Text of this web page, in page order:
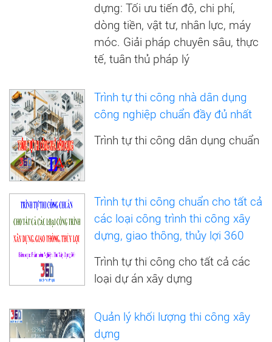
dựng: Tối ưu tiến độ, chi phí,
dòng tiền, vật tư, nhân lực, máy
móc. Giải pháp chuyên sâu, thực
tế, tuân thủ pháp lý
Trình tự thi công nhà dân dụng
công nghiệp chuẩn đầy đủ nhất
Trình tự thi công dân dụng chuẩn
Trình tự thi công chuẩn cho tất cả
các loại công trình thi công xây
dựng, giao thông, thủy lợi 360
Trình tự thi công cho tất cả các
loại dự án xây dựng
Quản lý khối lượng thi công xây
dựng